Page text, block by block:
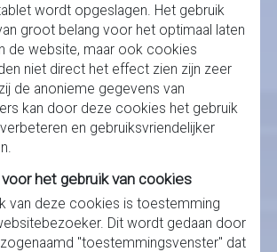
wordt opgeslagen. Het gebruik
groot belang voor het optimaal laten
de website, maar ook cookies
niet direct het effect zien zijn zeer
de anonieme gegevens van
kan door deze cookies het gebruik
en gebruiksvriendelijker
het gebruik van cookies
van deze cookies is toestemming
Dit wordt gedaan door
"toestemmingsvenster" dat